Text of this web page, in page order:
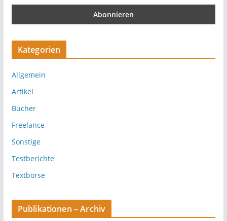
Kategorien
Allgemein
Artikel
Bücher
Freelance
Sonstige
Testberichte
Textbörse
Publikationen – Archiv